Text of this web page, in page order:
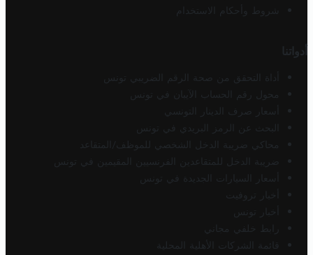
شروط وأحكام الاستخدام
أدواتنا
أداة التحقق من صحة الرقم الضريبي تونس
محول رقم الحساب الآيبان في تونس
أسعار صرف الدينار التونسي
البحث عن الرمز البريدي في تونس
محاكي ضريبة الدخل الشخصي للموظف/المتقاعد
ضريبة الدخل للمتقاعدين الفرنسيين المقيمين في تونس
أسعار السيارات الجديدة في تونس
أخبار تروفيت
أخبار تونس
رابط خلفي مجاني
قائمة الشركات الأهلية المحلية